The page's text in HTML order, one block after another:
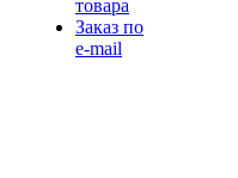
товара
Заказ по
e-mail